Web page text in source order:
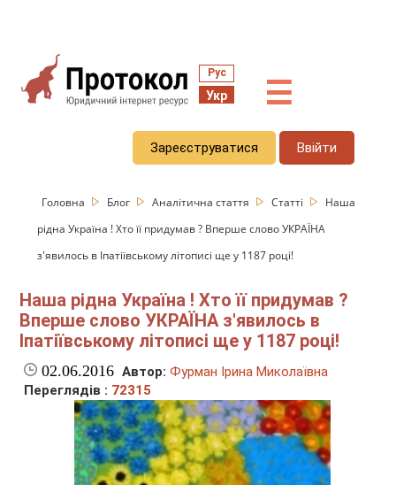
Рус
Укр ☰
Зареєструватися Ввійти
Головна Блог Аналітична стаття Статті
Наша
рідна Україна ! Хто її придумав ? Вперше слово УКРАЇНА
з'явилось в Іпатіївському літописі ще у 1187 році!
Наша рідна Україна ! Хто її придумав ?
Вперше слово УКРАЇНА з'явилось в
Іпатіївському літописі ще у 1187 році!
02.06.2016 Автор: Фурман Ірина Миколаївна
Переглядів : 72315